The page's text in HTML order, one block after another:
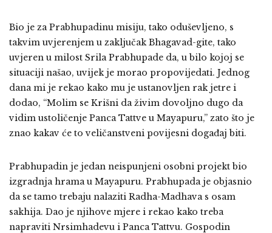
Bio je za Prabhupadinu misiju, tako oduševljeno, s
takvim uvjerenjem u zaključak Bhagavad-gite, tako
uvjeren u milost Srila Prabhupade da, u bilo kojoj se
situaciji našao, uvijek je morao propovijedati. Jednog
dana mi je rekao kako mu je ustanovljen rak jetre i
dodao, “Molim se Krišni da živim dovoljno dugo da
vidim ustoličenje Panca Tattve u Mayapuru,” zato što je
znao kakav će to veličanstveni povijesni događaj biti.
Prabhupadin je jedan neispunjeni osobni projekt bio
izgradnja hrama u Mayapuru. Prabhupada je objasnio
da se tamo trebaju nalaziti Radha-Madhava s osam
sakhija. Dao je njihove mjere i rekao kako treba
napraviti Nrsimhadevu i Panca Tattvu. Gospodin